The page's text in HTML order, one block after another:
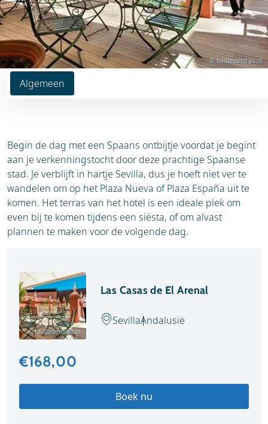
Algemeen
© tui-stedentrips.nl
Begin de dag met een Spaans ontbijtje voordat je begint
aan je verkenningstocht door deze prachtige Spaanse
stad. Je verblijft in hartje Sevilla, dus je hoeft niet ver te
wandelen om op het Plaza Nueva of Plaza España uit te
komen. Het terras van het hotel is een ideale plek om
even bij te komen tijdens een siësta, of om alvast
plannen te maken voor de volgende dag.
© tui-stedentrips.nl
Las Casas de El Arenal
SevillaAndalusië
€168,00
Boek nu